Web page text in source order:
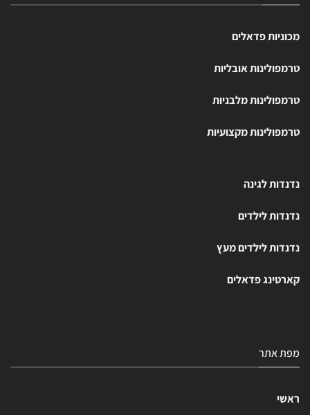
מכוניות פדאלים
טרמפולינות אובליות
טרמפולינות מלבניות
טרמפולינות מקצועיות
נדנדות לגינה
נדנדות לילדים
נדנדות לילדים מעץ
קארטינג פדאלים
מפת אתר
ראשי